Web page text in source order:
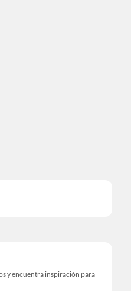
y encuentra inspiración para